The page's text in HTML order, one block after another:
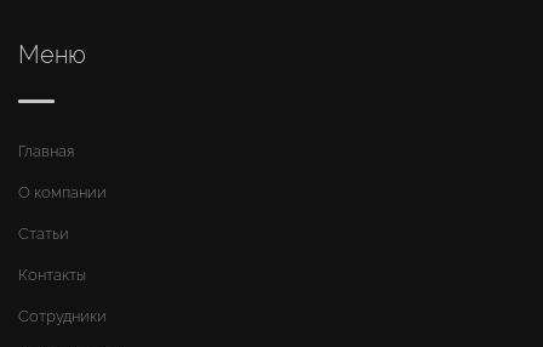
Меню
Главная
О компании
Статьи
Контакты
Сотрудники